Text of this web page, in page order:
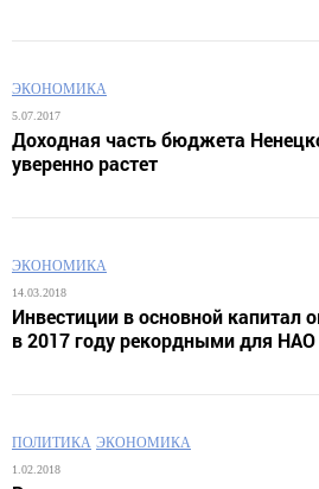
ЭКОНОМИКА
5.07.2017
Доходная часть бюджета
уверенно растет
ЭКОНОМИКА
14.03.2018
Инвестиции в основной капитал
в 2017 году рекордными для НАО
ПОЛИТИКА ЭКОНОМИКА
1.02.2018